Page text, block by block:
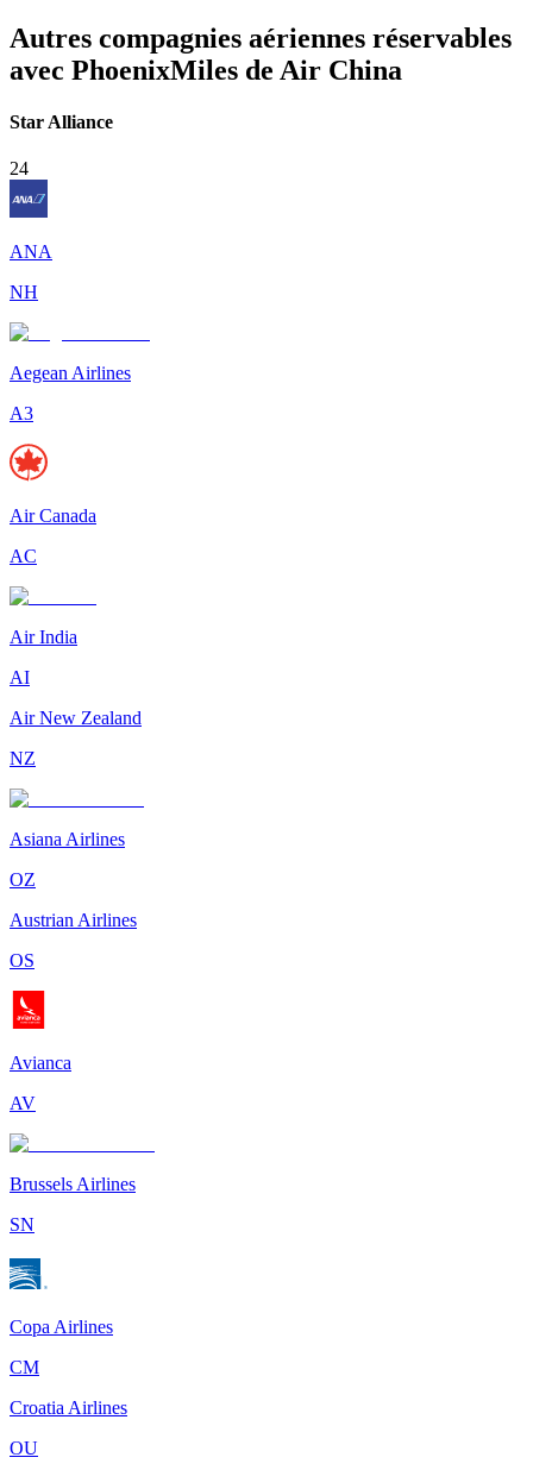
Autres compagnies aériennes réservables
avec PhoenixMiles de Air China
Star Alliance
24
ANA
NH
Aegean Airlines
A3
Air Canada
AC
Air India
AI
Air New Zealand
NZ
Asiana Airlines
OZ
Austrian Airlines
OS
Avianca
AV
Brussels Airlines
SN
Copa Airlines
CM
Croatia Airlines
OU